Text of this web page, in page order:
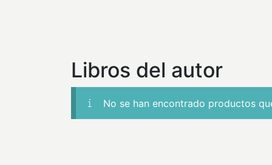
Libros del autor
No se han encontrado productos